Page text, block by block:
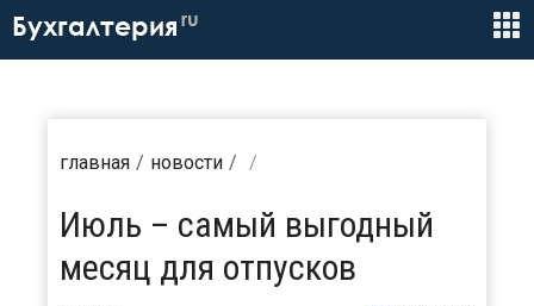
Бухгалтерия ru
главная новости
Июль – самый выгодный
месяц для отпусков